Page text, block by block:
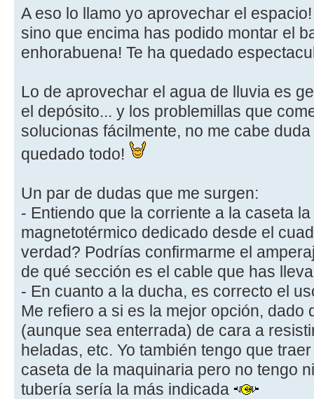
A eso lo llamo yo aprovechar el
sino que encima has podido montar el
enhorabuena! Te ha quedado
Lo de aprovechar el agua de lluvia es
el depósito... y los problemillas que
solucionas fácilmente, no me cabe
quedado todo!
Un par de dudas que me surgen:
- Entiendo que la corriente a la caseta
magnetotérmico dedicado desde el
verdad? Podrías confirmarme el
de qué sección es el cable que has
- En cuanto a la ducha, es correcto el
Me refiero a si es la mejor opción, dado
(aunque sea enterrada) de cara a
heladas, etc. Yo también tengo que
caseta de la maquinaria pero no tengo
tubería sería la más indicada